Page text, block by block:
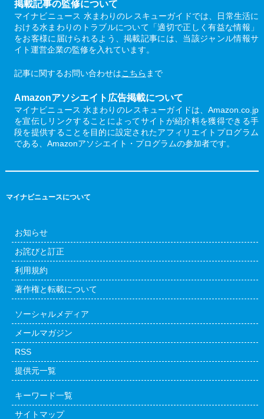
掲載記事の監修について
マイナビニュース 水まわりのレスキューガイドでは、日常生活に
おける水まわりのトラブルについて「適切で正しく有益な情報」
をお客様に届けられるよう、掲載記事には、当該ジャンル情報サ
イト運営企業の監修を入れています。
記事に関するお問い合わせはこちら まで
Amazonアソシエイト広告掲載について
マイナビニュース 水まわりのレスキューガイドは、Amazon.co.jp
を宣伝しリンクすることによってサイトが紹介料を獲得できる手
段を提供することを目的に設定されたアフィリエイトプログラム
である、Amazonアソシエイト・プログラムの参加者です。
マイナビニュースについて
お知らせ
お詫びと訂正
利用規約
著作権と転載について
ソーシャルメディア
メールマガジン
RSS
提供元一覧
キーワード一覧
サイトマップ